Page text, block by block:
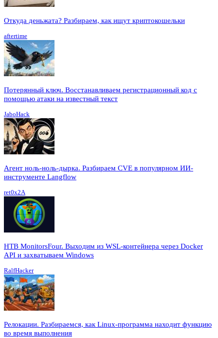
Откуда деньжата? Разбираем, как ищут криптокошельки
aftertime
Потерянный ключ. Восстанавливаем регистрационный код с
помощью атаки на известный текст
JaboHack
Агент ноль-ноль-дырка. Разбираем CVE в популярном ИИ-
инструменте Langflow
ret0x2A
HTB MonitorsFour. Выходим из WSL-контейнера через Docker
API и захватываем Windows
RalfHacker
Релокации. Разбираемся, как Linux-программа находит функцию
во время выполнения